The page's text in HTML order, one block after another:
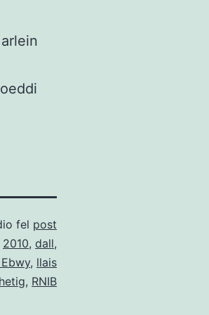
fel post
2010, dall,
, llais
, RNIB